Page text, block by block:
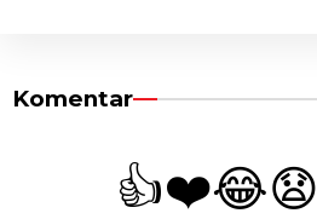
Komentar
👍❤️😂😧